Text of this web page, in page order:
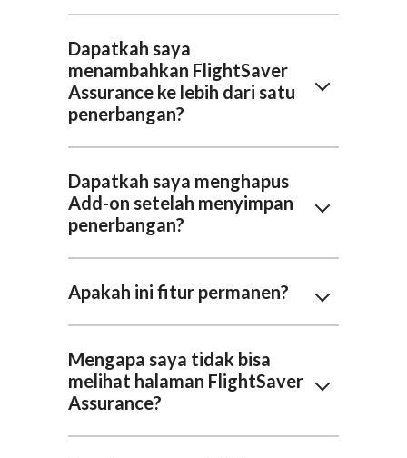
Dapatkah saya
menambahkan FlightSaver
Assurance ke lebih dari satu
penerbangan?
Dapatkah saya menghapus
Add-on setelah menyimpan
penerbangan?
Apakah ini fitur permanen?
Mengapa saya tidak bisa
melihat halaman FlightSaver
Assurance?